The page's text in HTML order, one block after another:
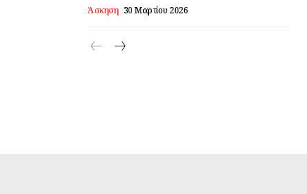
Άσκηση 30 Μαρτίου 2026